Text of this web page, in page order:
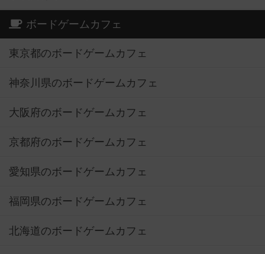
ボードゲームカフェ
東京都のボードゲームカフェ
神奈川県のボードゲームカフェ
大阪府のボードゲームカフェ
京都府のボードゲームカフェ
愛知県のボードゲームカフェ
福岡県のボードゲームカフェ
北海道のボードゲームカフェ